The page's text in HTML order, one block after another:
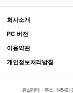
회사소개
PC 버전
이용약관
개인정보처리방침
유빌라테 주소 : 14542 |